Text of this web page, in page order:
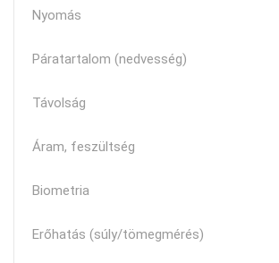
Nyomás
Páratartalom (nedvesség)
Távolság
Áram, feszültség
Biometria
Erőhatás (súly/tömegmérés)